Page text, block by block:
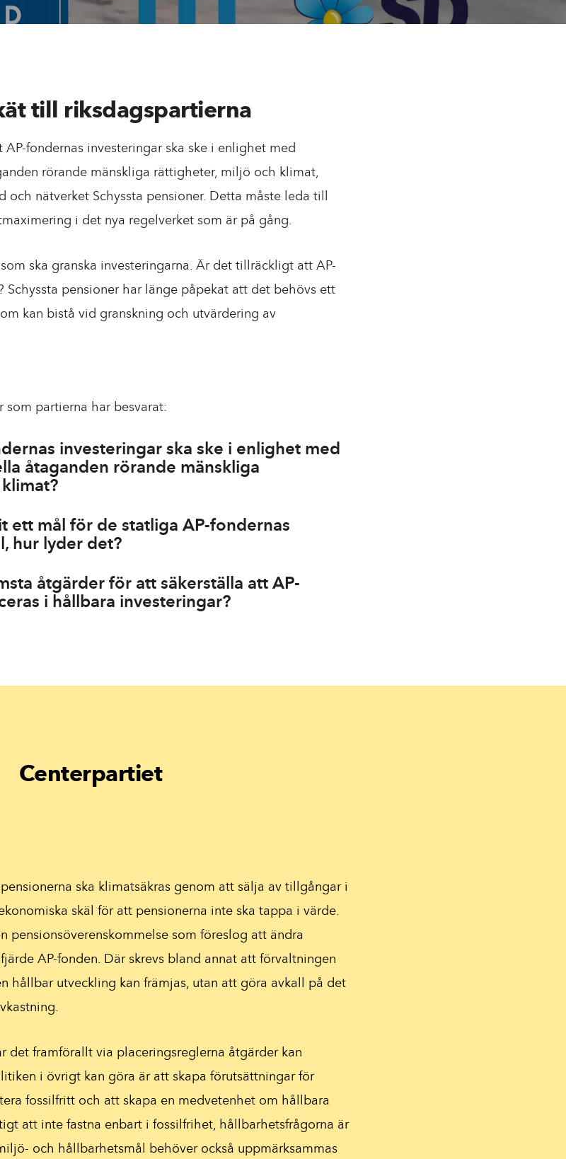
till riksdagspartierna
fondernas investeringar ska ske i enlighet med
rörande mänskliga rättigheter, miljö och klimat,
och nätverket Schyssta pensioner. Detta måste leda till
i det nya regelverket som är på gång.
ska granska investeringarna. Är det tillräckligt att AP-
Schyssta pensioner har länge påpekat att det behövs ett
kan bistå vid granskning och utvärdering av
som partierna har besvarat:
investeringar ska ske i enlighet med
åtaganden rörande mänskliga
ett mål för de statliga AP-fondernas
hur lyder det?
åtgärder för att säkerställa att AP-
i hållbara investeringar?
Centerpartiet
ska klimatsäkras genom att sälja av tillgångar i
skäl för att pensionerna inte ska tappa i värde.
pensionsöverenskommelse som föreslog att ändra
AP-fonden. Där skrevs bland annat att förvaltningen
hållbar utveckling kan främjas, utan att göra avkall på det
det framförallt via placeringsreglerna åtgärder kan
i övrigt kan göra är att skapa förutsättningar för
fossilfritt och att skapa en medvetenhet om hållbara
att inte fastna enbart i fossilfrihet, hållbarhetsfrågorna är
och hållbarhetsmål behöver också uppmärksammas